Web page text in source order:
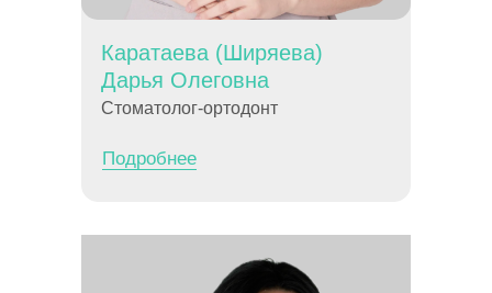
Каратаева (Ширяева)
Дарья Олеговна
Стоматолог-ортодонт
Подробнее